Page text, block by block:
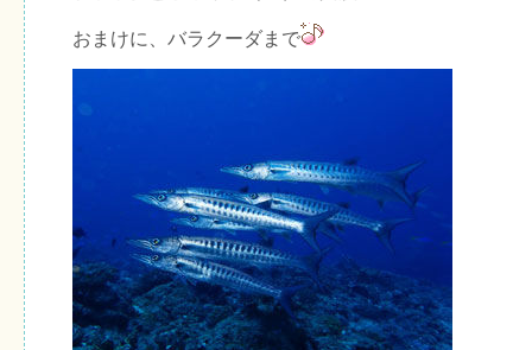
おまけに、バラクーダまで